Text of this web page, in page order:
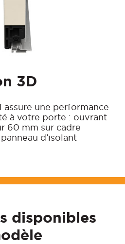
3D
une performance
à votre porte : ouvrant
60 mm sur cadre
d’isolant
disponibles